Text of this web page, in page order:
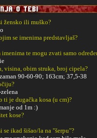
žensko ili muško?
se imenima predstavljaš?
te mogu zvati samo
visina, obim struka, broj cipela?
90-60-90; 163cm; 37,5-38
ti je dugačka kosa (u cm)?
od 1m :)
kose?
se ikad šišao/la na "šerpu"?